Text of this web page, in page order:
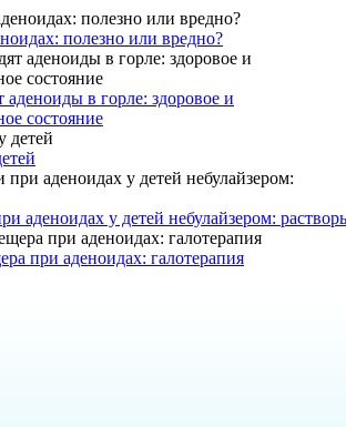
полезно или вредно?
аденоиды в горле: здоровое и
состояние
аденоидах у детей небулайзером:
при аденоидах: галотерапия